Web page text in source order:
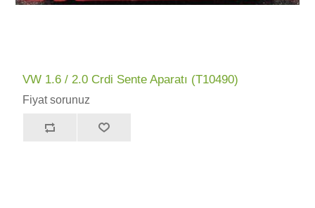
VW 1.6 / 2.0 Crdi Sente Aparatı (T10490)
Fiyat sorunuz